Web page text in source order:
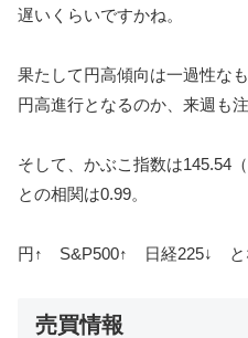
遅いくらいですかね。
果たして円高傾向は一過性な
円高進行となるのか、来週も注
そして、かぶこ指数は145.54
との相関は0.99。
円↑ S&P500↑ 日経225↓ と
売買情報